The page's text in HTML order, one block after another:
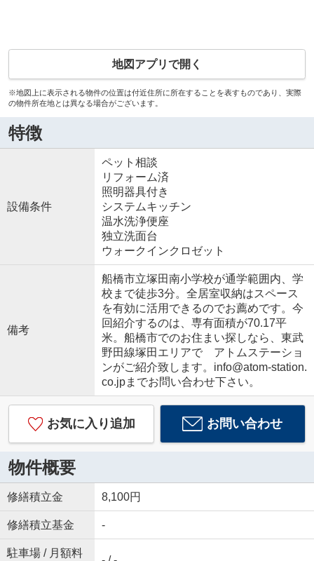
地図アプリで開く
※地図上に表示される物件の位置は付近住所に所在することを表すものであり、実際
の物件所在地とは異なる場合がございます。
特徴
設備条件
ペット相談
リフォーム済
照明器具付き
システムキッチン
温水洗浄便座
独立洗面台
ウォークインクロゼット
備考
船橋市立塚田南小学校が通学範囲内、学
校まで徒歩3分。全居室収納はスペース
を有効に活用できるのでお薦めです。今
回紹介するのは、専有面積が70.17平
米。船橋市でのお住まい探しなら、東武
野田線塚田エリアで アトムステーショ
ンがご紹介致します。info@atom-station.
co.jpまでお問い合わせ下さい。
お気に入り追加 お問い合わせ
物件概要
修繕積立金 8,100円
修繕積立基金 -
駐車場 / 月額料